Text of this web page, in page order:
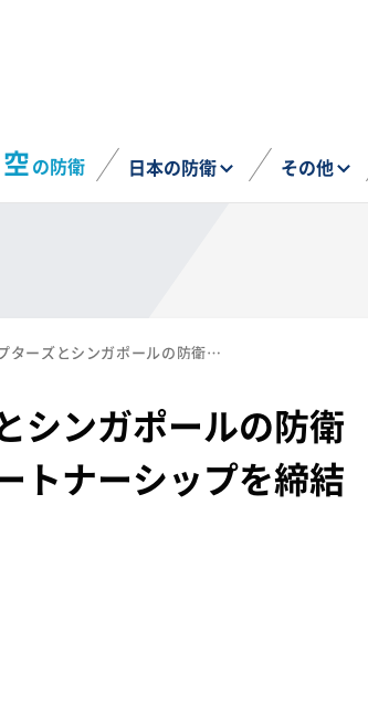
空の防衛 日本の防衛 その他
エアバス・ヘリコプターズとシンガポールの防衛科学技術庁が共同研究のパートナーシップを締結（6月18日）
シンガポールの防衛
トナーシップを締結